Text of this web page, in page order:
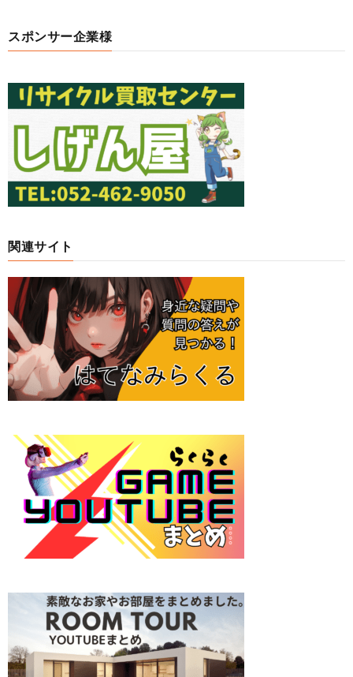
スポンサー企業様
関連サイト